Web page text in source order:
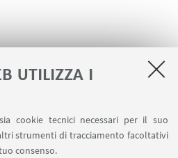
UTILIZZA I
cookie tecnici necessari per il suo
strumenti di tracciamento facoltativi
consenso.
riservata
Contatti